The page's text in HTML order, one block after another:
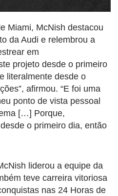
Miami, McNish destacou
da Audi e relembrou a
em
projeto desde o primeiro
literalmente desde o
afirmou. “E foi uma
ponto de vista pessoal
[…] Porque,
o primeiro dia, então
liderou a equipe da
teve carreira vitoriosa
nas 24 Horas de